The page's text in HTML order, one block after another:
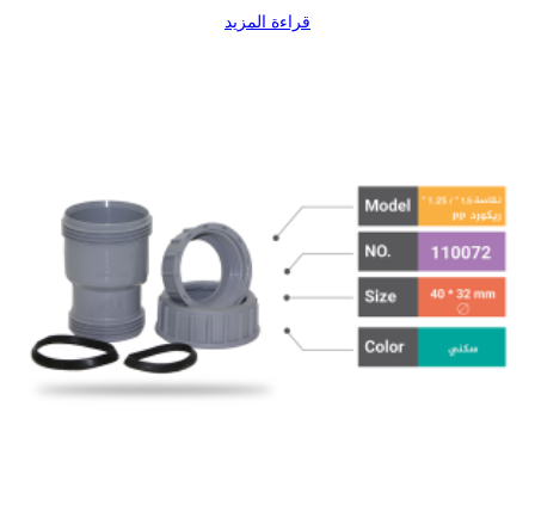
قراءة المزيد